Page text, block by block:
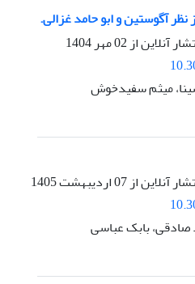
آگوستین و ابو حامد غزالی.
آنلاین از02 مهر 1404
میثم سفیدخوش
آنلاین از07 اردیبهشت 1405
صادقی، بابک عباسی